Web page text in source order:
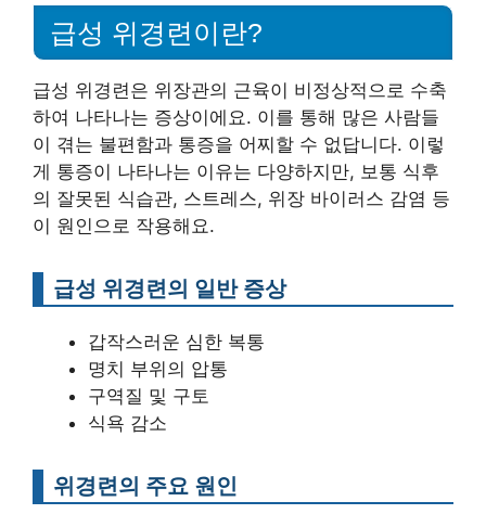
급성 위경련이란?
급성 위경련은 위장관의 근육이 비정상적으로 수축
하여 나타나는 증상이에요. 이를 통해 많은 사람들
이 겪는 불편함과 통증을 어찌할 수 없답니다. 이렇
게 통증이 나타나는 이유는 다양하지만, 보통 식후
의 잘못된 식습관, 스트레스, 위장 바이러스 감염 등
이 원인으로 작용해요.
급성 위경련의 일반 증상
갑작스러운 심한 복통
명치 부위의 압통
구역질 및 구토
식욕 감소
위경련의 주요 원인